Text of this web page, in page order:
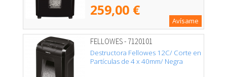
259,00 €
Avísame
FELLOWES - 7120101
Destructora Fellowes 12C/ Corte en
Partículas de 4 x 40mm/ Negra